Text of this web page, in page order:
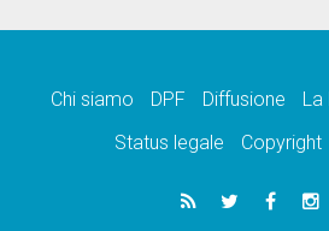
Chi siamo DPF Diffusione La
Status legale
Copyright